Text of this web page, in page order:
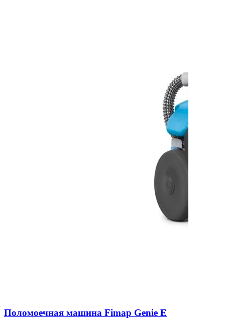
Поломоечная машина Fimap Genie E